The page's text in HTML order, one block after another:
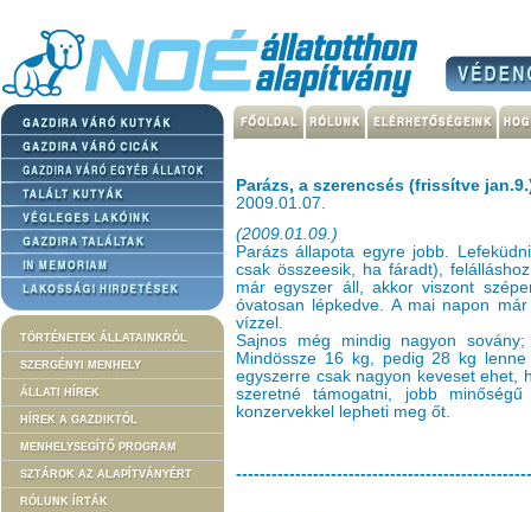
TÖRTÉNETEK ÁLLATAINKRÓL
SZERGÉNYI MENHELY
ÁLLATI HÍREK
HÍREK A GAZDIKTÓL
MENHELYSEGÍTŐ PROGRAM
SZTÁROK AZ ALAPÍTVÁNYÉRT
RÓLUNK ÍRTÁK
Parázs, a szerencsés (frissítve
2009.01.07.
(2009.01.09.)
Parázs állapota egyre jobb.
csak összeesik, ha fáradt),
már egyszer áll, akkor viszont
óvatosan lépkedve. A mai napon
vízzel.
Sajnos még mindig nagyon
Mindössze 16 kg, pedig 28 kg
egyszerre csak nagyon keveset ehet,
szeretné támogatni, jobb
konzervekkel lepheti meg őt.